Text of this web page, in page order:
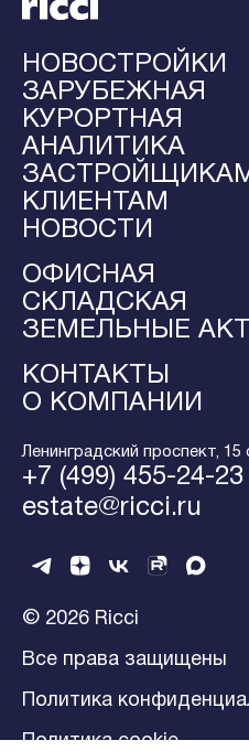
НОВОСТРОЙКИ
ЗАРУБЕЖНАЯ
КУРОРТНАЯ
АНАЛИТИКА
КЛИЕНТАМ
НОВОСТИ
ОФИСНАЯ
СКЛАДСКАЯ
ЗЕМЕЛЬНЫЕ
КОНТАКТЫ
О КОМПАНИИ
Ленинградский проспект, 15
+7 (499) 455-24-23
estate@ricci.ru
© 2026 Ricci
Все права защищены
Политика
Политика cookie